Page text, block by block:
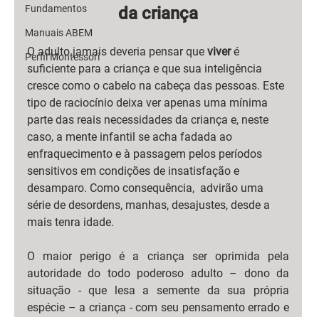
Fundamentos
Manuais ABEM
Perfil Montessori
da criança
O adulto jamais deveria pensar que viver é
suficiente para a criança e que sua inteligência
cresce como o cabelo na cabeça das pessoas. Este
tipo de raciocínio deixa ver apenas uma mínima
parte das reais necessidades da criança e, neste
caso, a mente infantil se acha fadada ao
enfraquecimento e à passagem pelos períodos
sensitivos em condições de insatisfação e
desamparo. Como consequência,  advirão uma
série de desordens, manhas, desajustes, desde a
mais tenra idade.
O maior perigo é a criança ser oprimida pela
autoridade do todo poderoso adulto – dono da
situação - que lesa a semente da sua própria
espécie – a criança - com seu pensamento errado e